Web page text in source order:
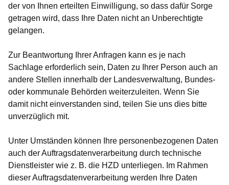
der von Ihnen erteilten Einwilligung, so dass dafür Sorge
getragen wird, dass Ihre Daten nicht an Unberechtigte
gelangen.
Zur Beantwortung Ihrer Anfragen kann es je nach
Sachlage erforderlich sein, Daten zu Ihrer Person auch an
andere Stellen innerhalb der Landesverwaltung, Bundes-
oder kommunale Behörden weiterzuleiten. Wenn Sie
damit nicht einverstanden sind, teilen Sie uns dies bitte
unverzüglich mit.
Unter Umständen können Ihre personenbezogenen Daten
auch der Auftragsdatenverarbeitung durch technische
Dienstleister wie z. B. die HZD unterliegen. Im Rahmen
dieser Auftragsdatenverarbeitung werden Ihre Daten